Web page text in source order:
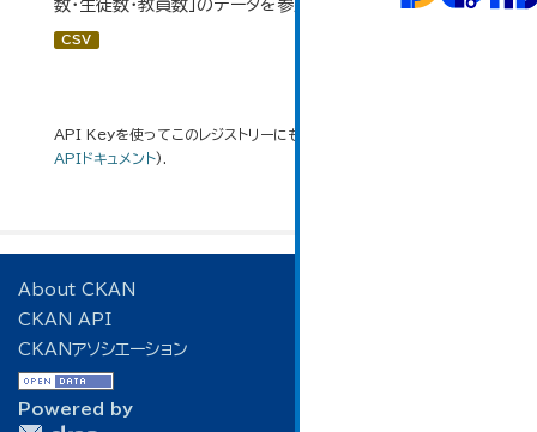
数・生徒数・教員数」のデータを参照しています。
CSV
API Keyを使ってこのレジストリーにもアクセス可能です
APIドキュメント).
About CKAN
CKAN API
CKANアソシエーション
Powered by